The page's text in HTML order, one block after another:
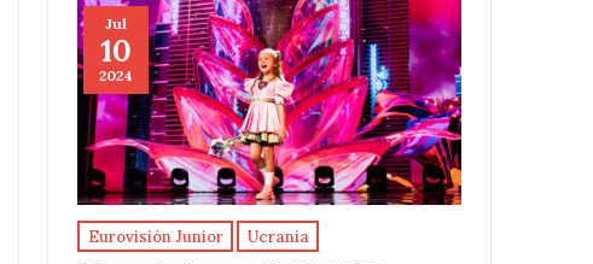
Jul
10
2024
Eurovisión Junior Ucrania